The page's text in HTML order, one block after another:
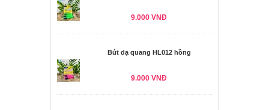
9.000 VNĐ
Bút dạ quang HL012 hồng
9.000 VNĐ